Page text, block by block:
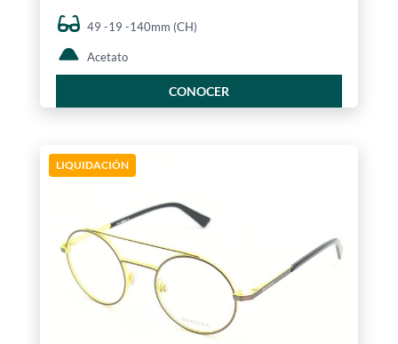
49 -19 -140mm (CH)
Acetato
CONOCER
LIQUIDACIÓN